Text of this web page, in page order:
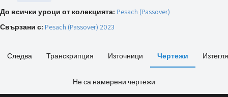
До всички уроци от колекцията: Pesach (Passover)
Свързани с: Pesach (Passover) 2023
Следва Транскрипция Източници Чертежи
Не са намерени чертежи